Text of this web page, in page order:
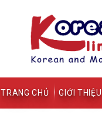
TRANG CHỦ GIỚI THIỆU